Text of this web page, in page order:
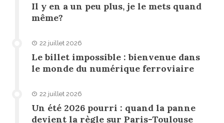
Il y en a un peu plus, je le mets quand
même?
22 juillet 2026
Le billet impossible : bienvenue dans
le monde du numérique ferroviaire
22 juillet 2026
Un été 2026 pourri : quand la panne
devient la règle sur Paris-Toulouse